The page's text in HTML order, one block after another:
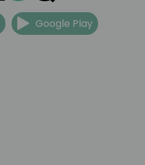
Google Play